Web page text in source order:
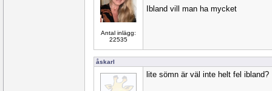
Antal inlägg:
22535
Ibland vill man ha mycket
åskarl
lite sömn är väl inte helt fel ibland?